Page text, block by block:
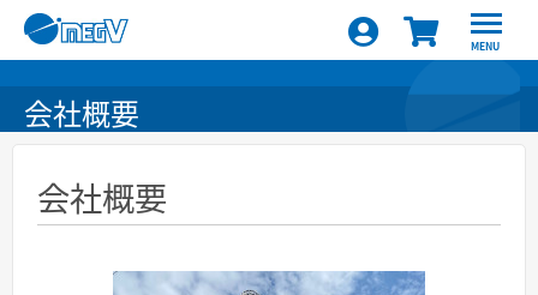
MENU
会社概要
会社概要